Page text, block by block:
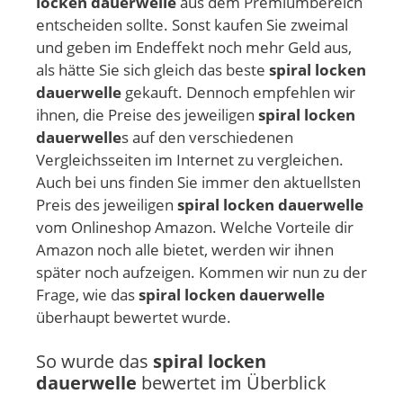
entscheiden sollte. Sonst kaufen Sie zweimal
und geben im Endeffekt noch mehr Geld aus,
als hätte Sie sich gleich das beste spiral locken
dauerwelle gekauft. Dennoch empfehlen wir
ihnen, die Preise des jeweiligen spiral locken
dauerwelles auf den verschiedenen
Vergleichsseiten im Internet zu vergleichen.
Auch bei uns finden Sie immer den aktuellsten
Preis des jeweiligen spiral locken dauerwelle
vom Onlineshop Amazon. Welche Vorteile dir
Amazon noch alle bietet, werden wir ihnen
später noch aufzeigen. Kommen wir nun zu der
Frage, wie dasspiral locken dauerwelle
überhaupt bewertet wurde.
So wurde das spiral locken
dauerwelle bewertet im Überblick